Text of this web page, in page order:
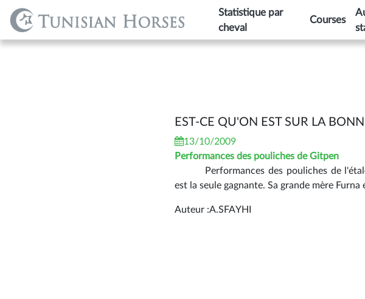
Statistique par
cheval
Courses
EST-CE QU'ON EST SUR LA
13/10/2009
Performances des pouliches de Gitpen
Performances des pouliches de
est la seule gagnante. Sa grande mère
Auteur :A.SFAYHI